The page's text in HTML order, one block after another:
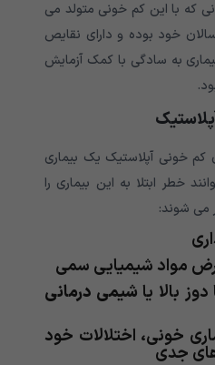
که با این کم خونی متولد می
خود بوده و دارای نقایص
به سادگی با کمک آزمایش
کم خونی آپلاستیک یک بیماری
خطر ابتلا به این بیماری را
می شوند:
مواد شیمیایی سمی
بالا یا شیمی درمانی
خونی، اختلالات خود
جدی